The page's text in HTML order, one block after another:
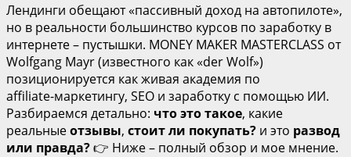
Лендинги обещают «пассивный доход на автопилоте»,
но в реальности большинство курсов по заработку в
интернете – пустышки. MONEY MAKER MASTERCLASS от
Wolfgang Mayr (известного как «der Wolf»)
позиционируется как живая академия по
affiliate‑маркетингу, SEO и заработку с помощью ИИ.
Разбираемся детально: что это такое, какие
реальныеотзывы, стоит ли покупать? и это развод
или правда?👉 Ниже – полный обзор и мое мнение.